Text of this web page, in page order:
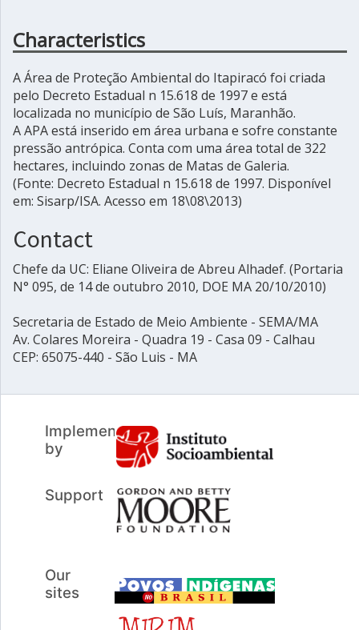
Characteristics
A Área de Proteção Ambiental do Itapiracó foi criada
pelo Decreto Estadual n 15.618 de 1997 e está
localizada no município de São Luís, Maranhão.
A APA está inserido em área urbana e sofre constante
pressão antrópica. Conta com uma área total de 322
hectares, incluindo zonas de Matas de Galeria.
(Fonte: Decreto Estadual n 15.618 de 1997. Disponível
em: Sisarp/ISA. Acesso em 18\08\2013)
Contact
Chefe da UC: Eliane Oliveira de Abreu Alhadef. (Portaria
N° 095, de 14 de outubro 2010, DOE MA 20/10/2010)
Secretaria de Estado de Meio Ambiente - SEMA/MA
Av. Colares Moreira - Quadra 19 - Casa 09 - Calhau
CEP: 65075-440 - São Luis - MA